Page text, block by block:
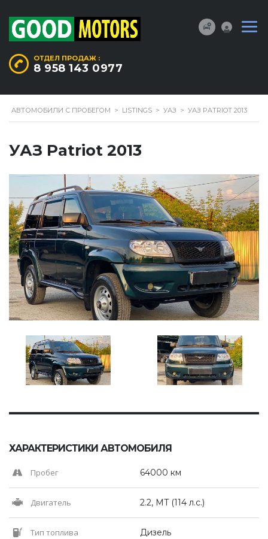
ОТДЕЛ ПРОДАЖ :
8 958 143 0977
АВТОМОБИЛИ С ПРОБЕГОМ > LISTINGS > УАЗ > УАЗ PATRIOT 2013
УАЗ Patriot 2013
ХАРАКТЕРИСТИКИ АВТОМОБИЛЯ
Пробег 64000 км
Двигатель 2.2, MT (114 л.с.)
Тип топлива Дизель